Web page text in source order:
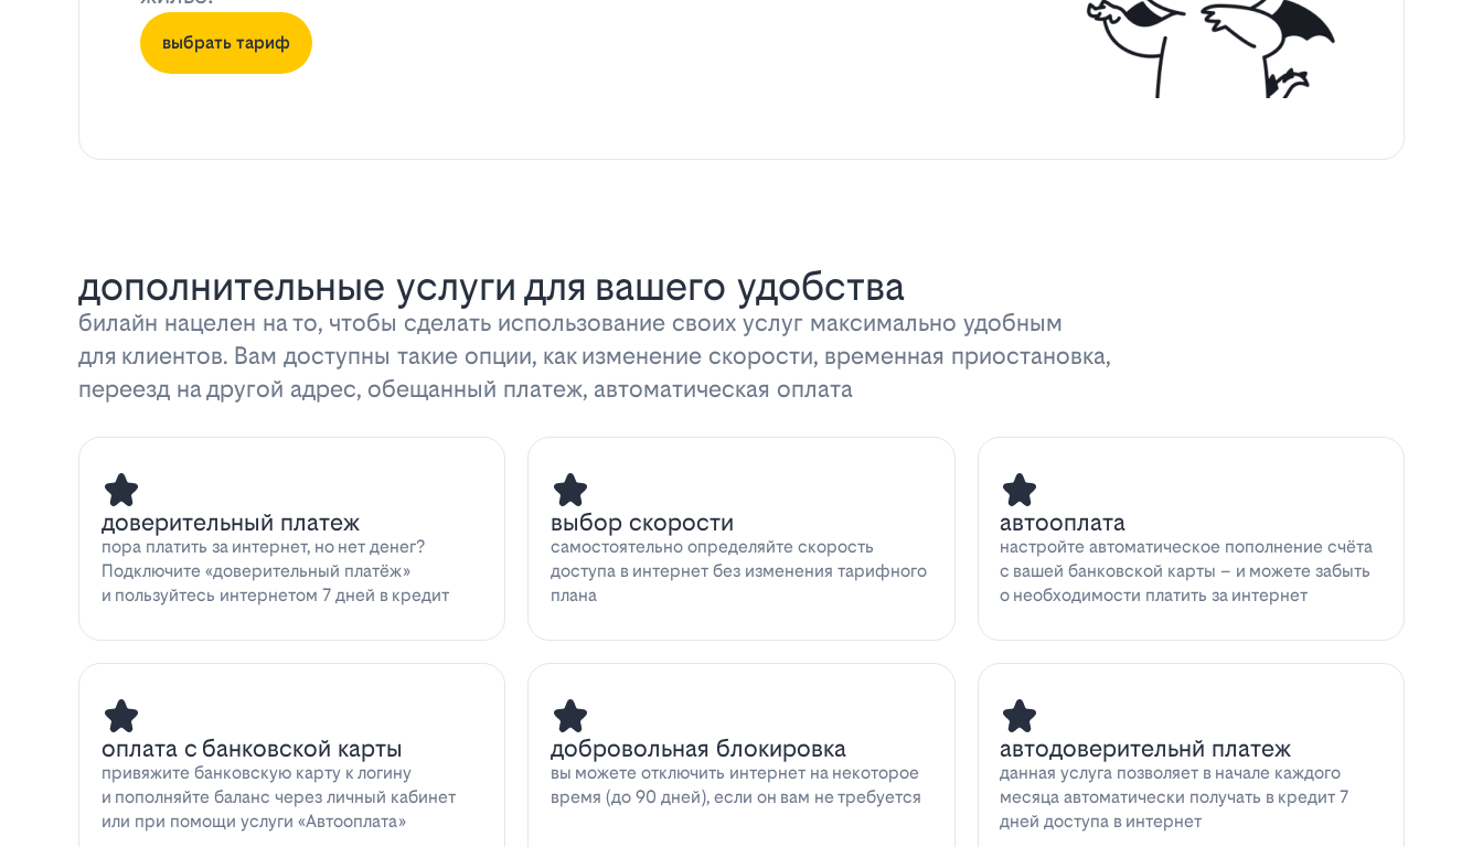
выбрать тариф
дополнительные услуги для вашего удобства
билайн нацелен на то, чтобы сделать использование своих услуг максимально удобным
для клиентов. Вам доступны такие опции, как изменение скорости, временная приостановка,
переезд на другой адрес, обещанный платеж, автоматическая оплата
доверительный платеж
пора платить за интернет, но нет денег?
Подключите «доверительный платёж»
и пользуйтесь интернетом 7 дней в кредит
выбор скорости
самостоятельно определяйте скорость
доступа в интернет без изменения тарифного
плана
автооплата
настройте автоматическое пополнение счёта
с вашей банковской карты – и можете забыть
о необходимости платить за интернет
оплата с банковской карты
привяжите банковскую карту к логину
и пополняйте баланс через личный кабинет
или при помощи услуги «Автооплата»
добровольная блокировка
вы можете отключить интернет на некоторое
время (до 90 дней), если он вам не требуется
автодоверительнй платеж
данная услуга позволяет в начале каждого
месяца автоматически получать в кредит 7
дней доступа в интернет